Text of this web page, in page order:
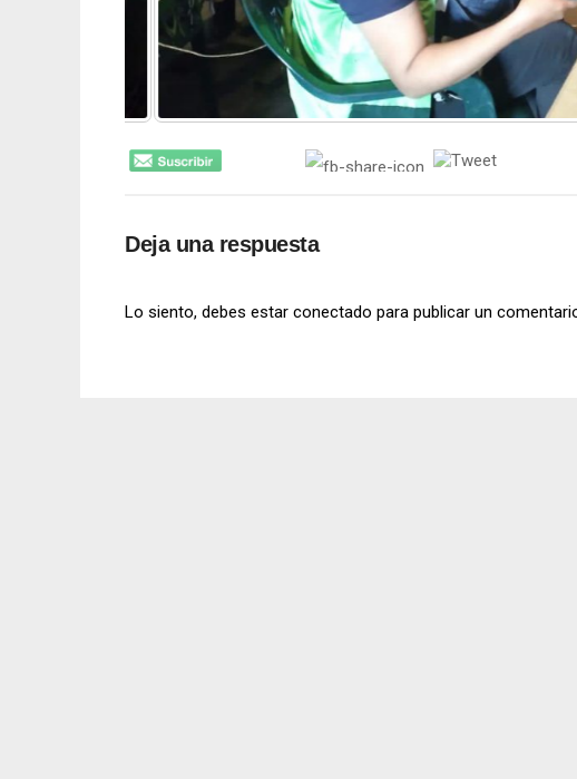
Deja una respuesta
Lo siento, debes estar conectado para publicar un